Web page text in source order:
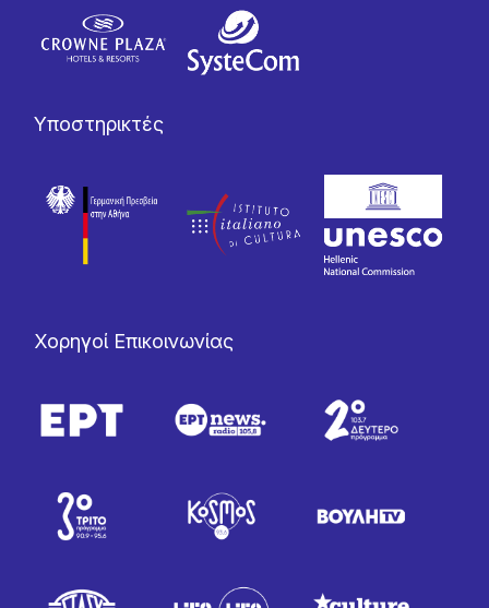
Υποστηρικτές
Χορηγοί Επικοινωνίας